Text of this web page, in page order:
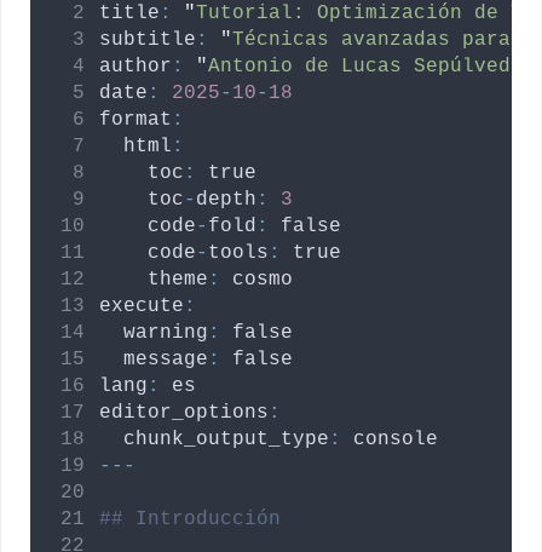
title : "Tutorial: Optimización de
subtitle : "Técnicas avanzadas para
author : "Antonio de Lucas
date : 2025- 10- 18
format :
html :
toc :
true
toc- depth :
3
code- fold :
false
code- tools :
true
theme :
cosmo
execute :
warning :
false
message :
false
lang :
es
editor_options :
chunk_output_type :
console
---
## Introducción